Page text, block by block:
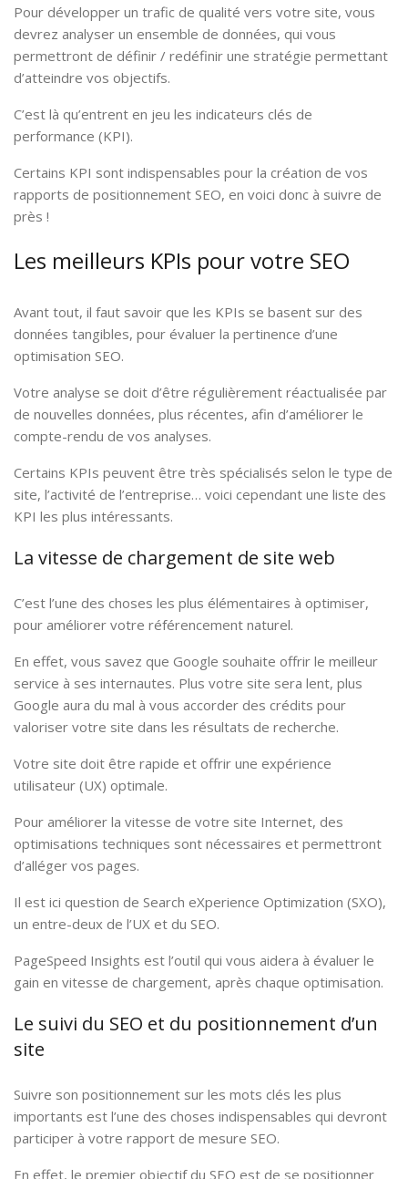
Pour développer un trafic de qualité vers votre site, vous
devrez analyser un ensemble de données, qui vous
permettront de définir / redéfinir une stratégie permettant
d’atteindre vos objectifs.
C’est là qu’entrent en jeu les indicateurs clés de
performance (KPI).
Certains KPI sont indispensables pour la création de vos
rapports de positionnement SEO, en voici donc à suivre de
près !
Les meilleurs KPIs pour votre SEO
Avant tout, il faut savoir que les KPIs se basent sur des
données tangibles, pour évaluer la pertinence d’une
optimisation SEO.
Votre analyse se doit d’être régulièrement réactualisée par
de nouvelles données, plus récentes, afin d’améliorer le
compte-rendu de vos analyses.
Certains KPIs peuvent être très spécialisés selon le type de
site, l’activité de l’entreprise… voici cependant une liste des
KPI les plus intéressants.
La vitesse de chargement de site web
C’est l’une des choses les plus élémentaires à optimiser,
pour améliorer votre référencement naturel.
En effet, vous savez que Google souhaite offrir le meilleur
service à ses internautes. Plus votre site sera lent, plus
Google aura du mal à vous accorder des crédits pour
valoriser votre site dans les résultats de recherche.
Votre site doit être rapide et offrir une expérience
utilisateur (UX) optimale.
Pour améliorer la vitesse de votre site Internet, des
optimisations techniques sont nécessaires et permettront
d’alléger vos pages.
Il est ici question de Search eXperience Optimization (SXO),
un entre-deux de l’UX et du SEO.
PageSpeed Insights est l’outil qui vous aidera à évaluer le
gain en vitesse de chargement, après chaque optimisation.
Le suivi du SEO et du positionnement d’un
site
Suivre son positionnement sur les mots clés les plus
importants est l’une des choses indispensables qui devront
participer à votre rapport de mesure SEO.
En effet, le premier objectif du SEO est de se positionner